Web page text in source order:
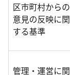
区市町村からの
意見の反映に関
する基準
管理・運営に関